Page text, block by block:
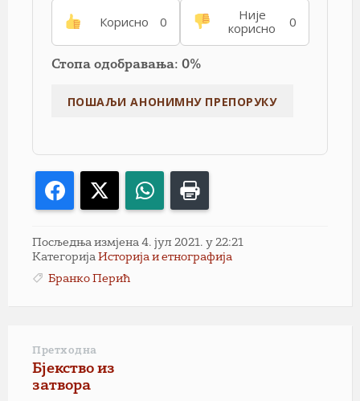
Корисно 0
Није
корисно
0
Стопа одобравања: 0%
Facebook WhatsApp
Посљедња измјена 4. јул 2021. у 22:21
Категорија Историја и етнографија
Бранко Перић
Претходна
Бјекство из
затвора